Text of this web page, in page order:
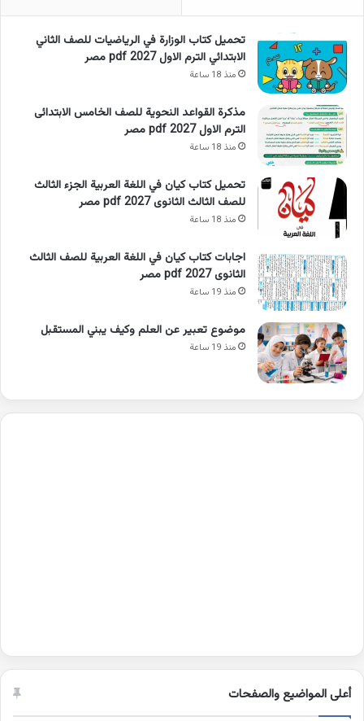
تحميل كتاب الوزارة في الرياضيات للصف الثاني
الابتدائي الترم الاول 2027 pdf مصر
منذ 18 ساعة
مذكرة القواعد النحوية للصف الخامس الابتدائى
الترم الاول 2027 pdf مصر
منذ 18 ساعة
تحميل كتاب كيان في اللغة العربية الجزء الثالث
للصف الثالث الثانوى 2027 pdf مصر
منذ 18 ساعة
اجابات كتاب كيان في اللغة العربية للصف الثالث
الثانوى 2027 pdf مصر
منذ 19 ساعة
موضوع تعبير عن العلم وكيف يبني المستقبل
منذ 19 ساعة
أعلى المواضيع والصفحات